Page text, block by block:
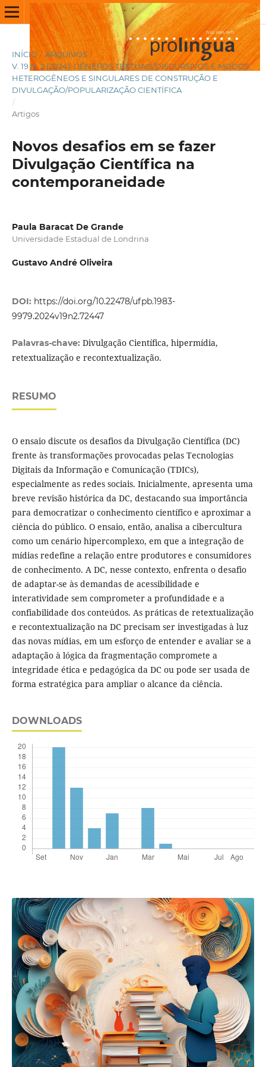
INÍCIO / ARQUIVOS /
V. 19 N. 2 (2024): GÊNEROS TEXTUAIS/DISCURSIVOS E MODOS
HETEROGÊNEOS E SINGULARES DE CONSTRUÇÃO E
DIVULGAÇÃO/POPULARIZAÇÃO CIENTÍFICA
/
Artigos
Novos desafios em se fazer
Divulgação Científica na
contemporaneidade
Paula Baracat De Grande
Universidade Estadual de Londrina
Gustavo André Oliveira
DOI: https://doi.org/10.22478/ufpb.1983-
9979.2024v19n2.72447
Palavras-chave: Divulgação Científica, hipermídia,
retextualização e recontextualização.
RESUMO
O ensaio discute os desafios da Divulgação Científica (DC)
frente às transformações provocadas pelas Tecnologias
Digitais da Informação e Comunicação (TDICs),
especialmente as redes sociais. Inicialmente, apresenta uma
breve revisão histórica da DC, destacando sua importância
para democratizar o conhecimento científico e aproximar a
ciência do público. O ensaio, então, analisa a cibercultura
como um cenário hipercomplexo, em que a integração de
mídias redefine a relação entre produtores e consumidores
de conhecimento. A DC, nesse contexto, enfrenta o desafio
de adaptar-se às demandas de acessibilidade e
interatividade sem comprometer a profundidade e a
confiabilidade dos conteúdos. As práticas de retextualização
e recontextualização na DC precisam ser investigadas à luz
das novas mídias, em um esforço de entender e avaliar se a
adaptação à lógica da fragmentação compromete a
integridade ética e pedagógica da DC ou pode ser usada de
forma estratégica para ampliar o alcance da ciência.
DOWNLOADS